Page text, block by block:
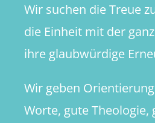
Wir suchen die Treue
die Einheit mit der
ihre glaubwürdige
Wir geben
Worte, gute Theologie,